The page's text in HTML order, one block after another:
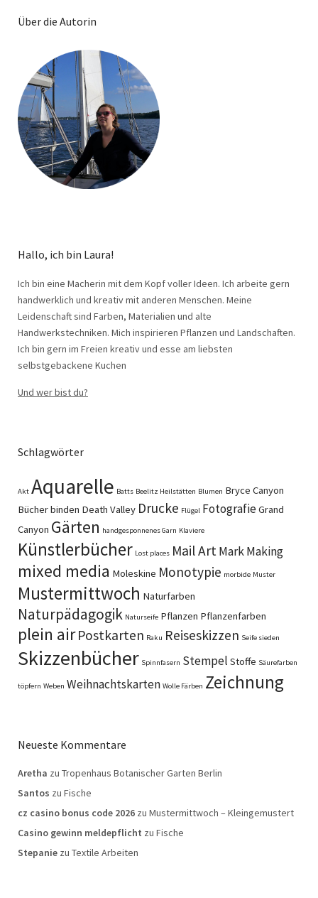
Über die Autorin
Hallo, ich bin Laura!
Ich bin eine Macherin mit dem Kopf voller Ideen. Ich arbeite gern
handwerklich und kreativ mit anderen Menschen. Meine
Leidenschaft sind Farben, Materialien und alte
Handwerkstechniken. Mich inspirieren Pflanzen und Landschaften.
Ich bin gern im Freien kreativ und esse am liebsten
selbstgebackene Kuchen
Und wer bist du?
Schlagwörter
Akt Aquarelle Batts Beelitz Heilstätten Blumen Bryce Canyon
Bücher binden Death Valley Drucke Flügel FotografieGrand
Canyon Gärten handgesponnenes Garn Klaviere
Künstlerbücher Lost places Mail Art Mark Making
mixed media Moleskine Monotypie morbide Muster
Mustermittwoch Naturfarben
Naturpädagogik Naturseife Pflanzen Pflanzenfarben
plein air Postkarten Raku Reiseskizzen Seife sieden
Skizzenbücher Spinnfasern Stempel Stoffe Säurefarben
töpfern Weben Weihnachtskarten Wolle Färben Zeichnung
Neueste Kommentare
Aretha zu Tropenhaus Botanischer Garten Berlin
Santos zu Fische
cz casino bonus code 2026 zu Mustermittwoch – Kleingemustert
Casino gewinn meldepflicht zu Fische
Stepanie zu Textile Arbeiten